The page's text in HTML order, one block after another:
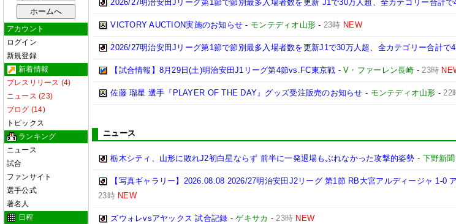
アカウント
ログイン
新規登録
新着情報
プレスリリース (4)
ニュース (23)
ブログ (14)
トピックス
ランキング
ニュース
試合
ファンサイト
選手公式
著名人
日程
2026/27明治安田Jリーグ第1節で節別最多入場者数を更新 J1で30万人超、全カテゴリー合計で
VICTORY AUCTION実施のお知らせ - モンテディオ山形 - 23時 NEW
2026/27明治安田Jリーグ第1節で節別最多入場者数を更新J1で30万人超、全カテゴリー合計で
【試合情報】8月29日(土)明治安田J1リーグ第4節vs.FC東京戦 -V・ファーレン長崎 -23時
佐藤 瑠星 選手『PLAYER OF THE DAY』グッズ受注販売のお知らせ - モンテディオ山形 -22
ニュース
栃木シティ、山形に敗れJ2初白星ならず 前半に一発退場もぶれなかった攻撃的姿勢 - 下野新聞
【写真ギャラリー】2026.08.08 2026/27明治安田J2リーグ 第1節 RB大宮アルディージャ 1-0
23時 NEW
ズウォレvsアヤックス 試合記録 -ゲキサカ -23時 NEW